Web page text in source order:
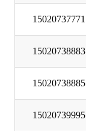
15020737771
15020738883
15020738885
15020739995